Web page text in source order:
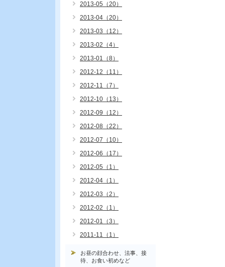
2013-05（20）
2013-04（20）
2013-03（12）
2013-02（4）
2013-01（8）
2012-12（11）
2012-11（7）
2012-10（13）
2012-09（12）
2012-08（22）
2012-07（10）
2012-06（17）
2012-05（1）
2012-04（1）
2012-03（2）
2012-02（1）
2012-01（3）
2011-11（1）
お昼の顔合わせ、法事、接
待、お食い初めなど